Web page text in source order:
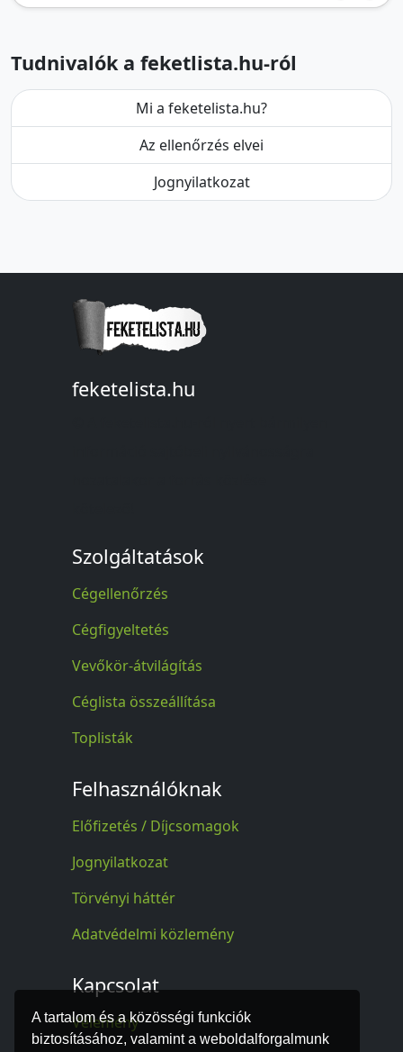
A tartalom és a közösségi funkciók
biztosításához, valamint a weboldalforgalmunk
Tudnivalók a feketlista.hu-ról
Mi a feketelista.hu?
Az ellenőrzés elvei
Jognyilatkozat
feketelista.hu
Szolgáltatások
Cégellenőrzés
Cégfigyeltetés
Vevőkör-átvilágítás
Céglista összeállítása
Toplisták
Felhasználóknak
Előfizetés / Díjcsomagok
Jognyilatkozat
Törvényi háttér
Adatvédelmi közlemény
Kapcsolat
Vélemény